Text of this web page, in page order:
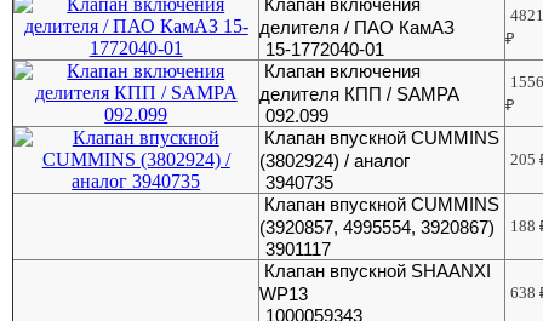
Клапан включения
делителя / ПАО КамАЗ
15-1772040-01
₽
Клапан включения
делителя КПП / SAMPA
092.099
₽
Клапан впускной CUMMINS
(3802924) / аналог
3940735
205
Клапан впускной CUMMINS
(3920857, 4995554, 3920867)
3901117
188
Клапан впускной SHAANXI
WP13
1000059343
638